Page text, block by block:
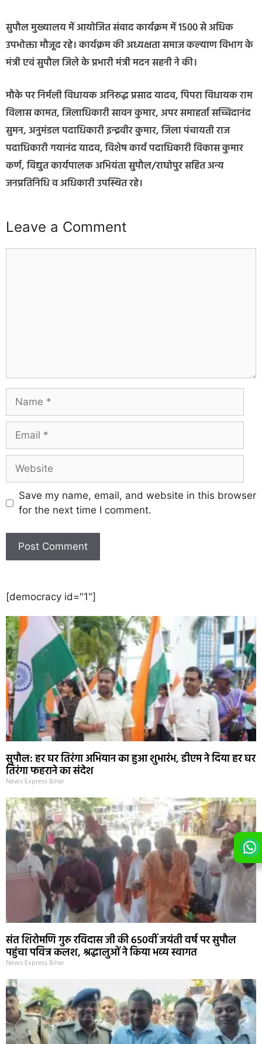
सुपौल मुख्यालय में आयोजित संवाद कार्यक्रम में 1500 से अधिक
उपभोक्ता मौजूद रहे। कार्यक्रम की अध्यक्षता समाज कल्याण विभाग के
मंत्री एवं सुपौल जिले के प्रभारी मंत्री मदन सहनी ने की।
मौके पर निर्मली विधायक अनिरुद्ध प्रसाद यादव, पिपरा विधायक राम
विलास कामत, जिलाधिकारी सावन कुमार, अपर समाहर्ता सच्चिदानंद
सुमन, अनुमंडल पदाधिकारी इन्द्रवीर कुमार, जिला पंचायती राज
पदाधिकारी गयानंद यादव, विशेष कार्य पदाधिकारी विकास कुमार
कर्ण, विद्युत कार्यपालक अभियंता सुपौल/राघोपुर सहित अन्य
जनप्रतिनिधि व अधिकारी उपस्थित रहे।
Leave a Comment
Save my name, email, and website in this browser
for the next time I comment.
[democracy id="1"]
सुपौल: हर घर तिरंगा अभियान का हुआ शुभारंभ, डीएम ने दिया हर घर
तिरंगा फहराने का संदेश
News Express Bihar
संत शिरोमणि गुरु रविदास जी की 650वीं जयंती वर्ष पर सुपौल
पहुंचा पवित्र कलश, श्रद्धालुओं ने किया भव्य स्वागत
News Express Bihar